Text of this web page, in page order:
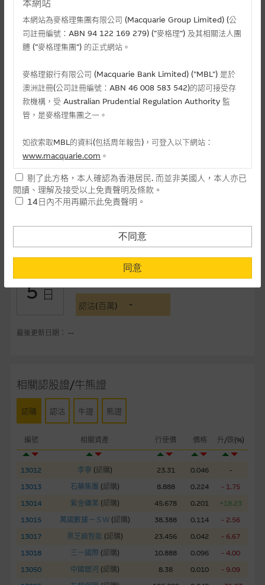
相關文件
相關上市文件
相關資產認股證資金流 (+)資金流入 (-)資金流出
1 認購(百萬) -
認沽(百萬) -
5 日
-
認沽(百萬) -
最後更新日期： --
相關認股證/牛熊證
認購 認沽 牛證 熊證
編號 相關資產 行使價 價格 升/跌(%)
13012 李寧 (認購) 23.31 0.046
-
13013
石藥集團 (認購) 8.888 0.224
- 1.75
13014
紫金礦業 (認購) 45.678 0.201
+18.23
13015
萬國數據－ＳＷ(認購) 38.388 0.114
- 2.56
13017
黑芝麻智能(認購) 23.456 0.042
- 6.67
13018
三一國際 (認購) 10.888 0.096
- 4.00
13050
中國銀河 (認購) 8.38 0.010
- 9.09
本網站
本網站為麥格理集團有限公司 (Macquarie Group Limited) (公
司註冊編號：ABN 94 122 169 279) (”麥格理”) 及其相關法人團
體 (”麥格理集團”) 的正式網站。
麥格理銀行有限公司 (Macquarie Bank Limited) ("MBL") 是於
澳洲註冊(公司註冊編號：ABN 46 008 583 542)的認可接受存
款機構，受 Australian Prudential Regulation Authority 監
管，是麥格理集團之一。
如欲索取MBL的資料(包括周年報告)，可登入以下網站：
www.macquarie.com 。
本網站所載資料會隨時更改，而不作另行通知，如閣下欲取麥格
理的資料，可直接聯絡本集團職員。
民使用，並不提供或發售予美國人。本網站內容無意要約或唆使
閣下購買證券、基金單位或其他投資工具(不論在參考條款上或在
其他地方)，但清楚表明上述意圖的個別段落則屬例外。
提供網站內容的基準 – 使用時請考慮個人風險
網站內容來自我們在所示日期時認為可靠之來源，且均以真誠提
供。惟麥格理集團並無核實所有網站內容，故就閣下的目的而
言，網站內容可能未必完整或準確。麥格理集團不會，亦沒有義
任何指示價格報價、公開資料或分析是基於我們相信的假設及參
數而預備的，不構成我們提出的意見。所用假設及參數並非唯一
為準確、完整或合理。我們不作陳述，亦不保證任何所示的指示
表現或回報將來會實現。過去業績並不保證將來表現。網站內容
來自我們在所示日期時認為可靠之來源，且均以真誠提供，然
而，麥格理集團不作陳述，亦不保證網站內容在任何用途上均完
及合時性負上責任，除非這是有關適用的的法律及/或法規所規
定。
網站內容不構成要約及徵求要約，或作為任何合約的根據，以購
買或銷售任何證券、貸款或其他工具。網站內容由麥格理集團所
剔了此方格，本人確認為香港居民. 而並非美國人，本人亦已
閱讀、理解及接受以上免責聲明及條款。
14日內不用再顯示此免責聲明。
不同意
同意